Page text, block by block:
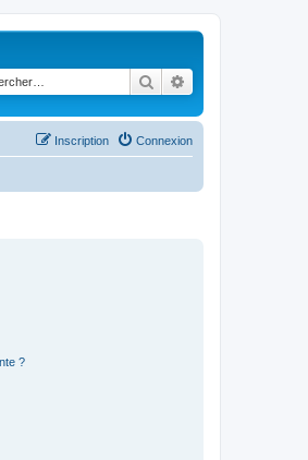
Rechercher
Connexion
Inscription
?